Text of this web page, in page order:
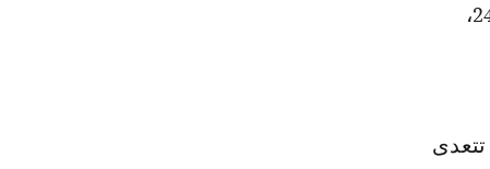
تحذيرا بكشف هويتها الوطنية، وطالبتها برد خلخالها الذهبي وعطرها عيار 24،
تتعدى